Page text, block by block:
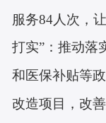
服务84人次，
打实”：推动落
和医保补贴等
改造项目，改